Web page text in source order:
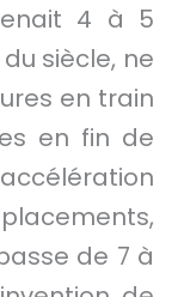
4 à 5
siècle, ne
en train
en fin de
de 7 à